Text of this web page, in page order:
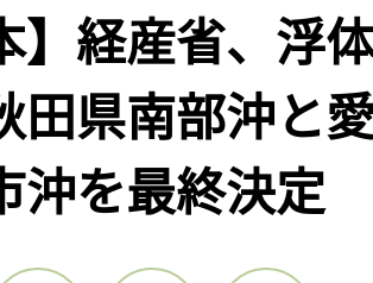
】経産省、浮
田県南部沖と
沖を最終決定